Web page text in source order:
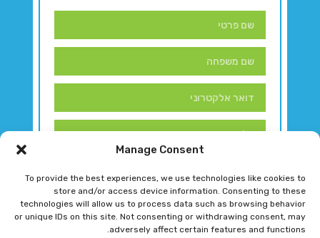
Manage Consent
To provide the best experiences, we use technologies like cookies to
store and/or access device information. Consenting to these
technologies will allow us to process data such as browsing behavior
or unique IDs on this site. Not consenting or withdrawing consent, may
adversely affect certain features and functions.